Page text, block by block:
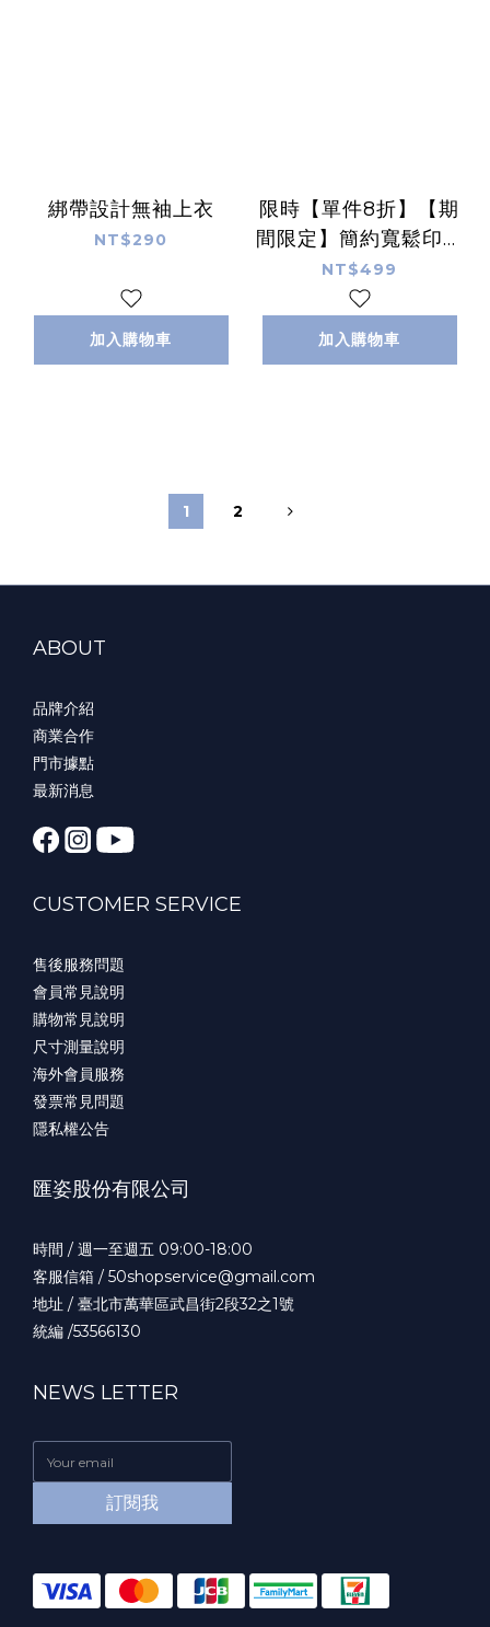
綁帶設計無袖上衣
NT$290
加入購物車
限時【單件8折】【期
間限定】簡約寬鬆印花
T恤
NT$499
加入購物車
1 2
ABOUT
品牌介紹
商業合作
門市據點
最新消息
CUSTOMER SERVICE
售後服務問題
會員常見說明
購物常見說明
尺寸測量說明
海外會員服務
發票常見問題
隱私權公告
匯姿股份有限公司
時間 / 週一至週五 09:00-18:00
客服信箱 / 50shopservice@gmail.com
地址 / 臺北市萬華區武昌街2段32之1號
統編 /53566130
NEWS LETTER
訂閱我